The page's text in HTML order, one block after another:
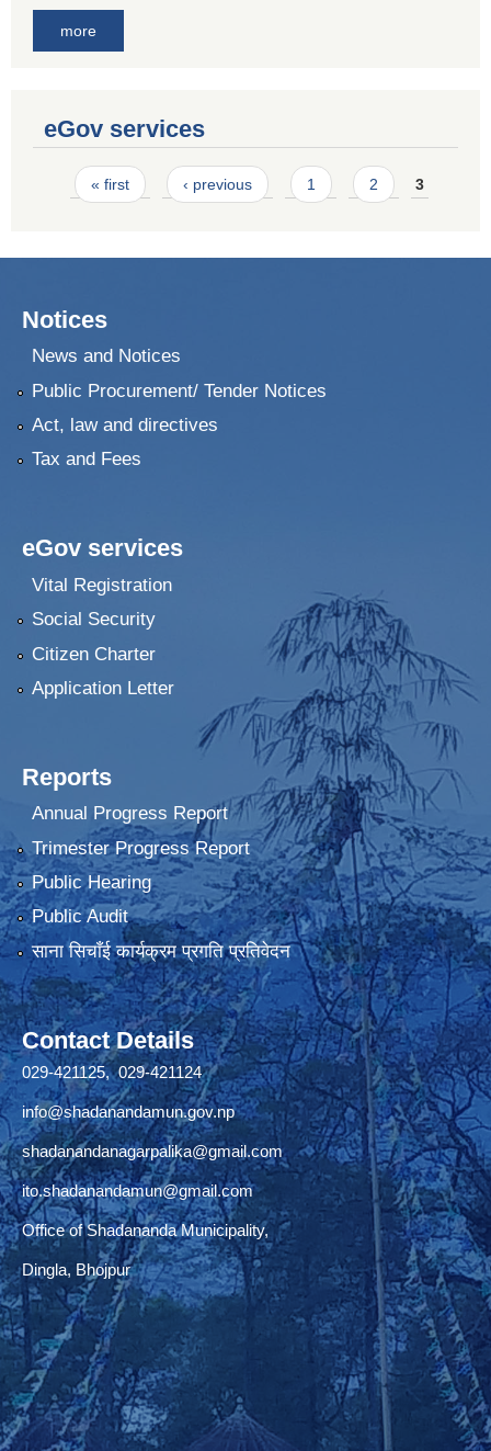
more
eGov services
Pages
« first ‹ previous 1 2 3
Notices
News and Notices
Public Procurement/ Tender Notices
Act, law and directives
Tax and Fees
eGov services
Vital Registration
Social Security
Citizen Charter
Application Letter
Reports
Annual Progress Report
Trimester Progress Report
Public Hearing
Public Audit
साना सिचाँई कार्यक्रम प्रगति प्रतिवेदन
Contact Details
029-421125, 029-421124
info@shadanandamun.gov.np
shadanandanagarpalika@gmail.com
ito.shadanandamun@gmail.com
Office of Shadananda Municipality,
Dingla, Bhojpur